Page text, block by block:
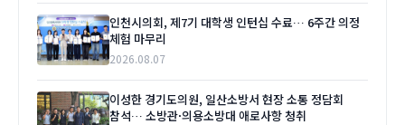
인천시의회, 제7기 대학생 인턴십 수료… 6주간 의정
체험 마무리
2026.08.07
이성한 경기도의원, 일산소방서 현장 소통 정담회
참석… 소방관·의용소방대 애로사항 청취